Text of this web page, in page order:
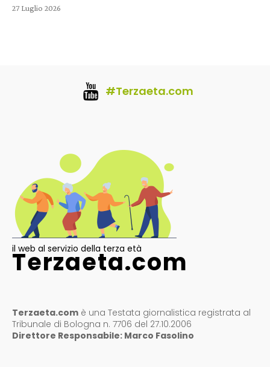
27 Luglio 2026
#Terzaeta.com
il web al servizio della terza età
Terzaeta.com
Terzaeta.com è una Testata giornalistica registrata al
Tribunale di Bologna n. 7706 del 27.10.2006
Direttore Responsabile: Marco Fasolino